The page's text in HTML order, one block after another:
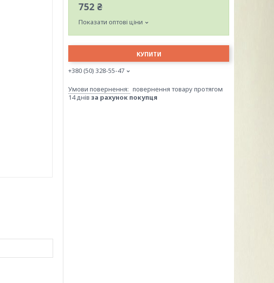
752 ₴
Показати оптові ціни
КУПИТИ
+380 (50) 328-55-47
повернення товару протягом
14 днів за рахунок покупця